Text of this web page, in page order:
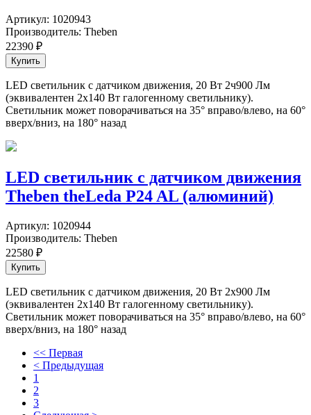
Артикул: 1020943
Производитель: Theben
22390 ₽
LED светильник с датчиком движения, 20 Вт 2ч900 Лм
(эквивалентен 2х140 Вт галогенному светильнику).
Светильник может поворачиваться на 35° вправо/влево, на 60°
вверх/вниз, на 180° назад
LED светильник c датчиком движения
Theben theLeda P24 AL (алюминий)
Артикул: 1020944
Производитель: Theben
22580 ₽
LED светильник с датчиком движения, 20 Вт 2х900 Лм
(эквивалентен 2х140 Вт галогенному светильнику).
Светильник может поворачиваться на 35° вправо/влево, на 60°
вверх/вниз, на 180° назад
<< Первая
< Предыдущая
1
2
3